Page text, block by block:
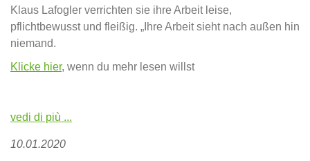
Klaus Lafogler verrichten sie ihre Arbeit leise,
pflichtbewusst und fleißig. „Ihre Arbeit sieht nach außen hin
niemand.
Klicke hier, wenn du mehr lesen willst
vedi di più ...
10.01.2020